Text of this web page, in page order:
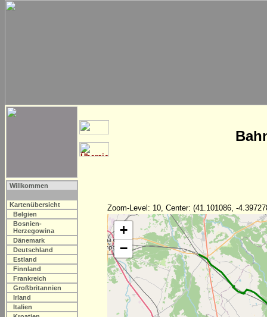
Willkommen
Kartenübersicht
Belgien
Bosnien-
Herzegowina
Dänemark
Deutschland
Estland
Finnland
Frankreich
Großbritannien
Irland
Italien
Zoom-Level: 10, Center: (41.101086, -
+
−